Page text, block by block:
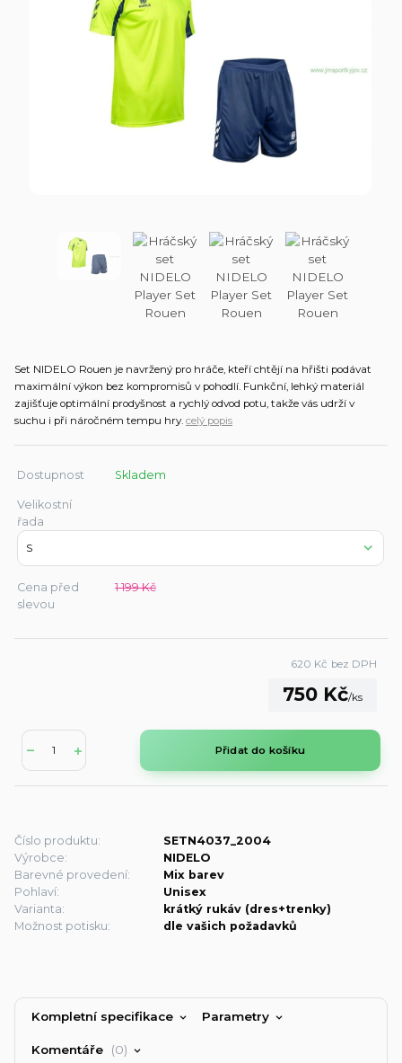
Set NIDELO Rouen je navržený pro hráče, kteří chtějí na hřišti podávat
maximální výkon bez kompromisů v pohodlí. Funkční, lehký materiál
zajišťuje optimální prodyšnost a rychlý odvod potu, takže vás udrží v
suchu i při náročném tempu hry. celý popis
Dostupnost Skladem
Velikostní
řada
Cena před
slevou
1 199 Kč
750 Kč/ks
620 Kč bez DPH
Přidat do košíku
Číslo produktu:
SETN4037_2004
Výrobce:
NIDELO
Barevné provedení:
Mix barev
Pohlaví:
Unisex
Varianta:
krátký rukáv (dres+trenky)
Možnost potisku:
dle vašich požadavků
Kompletní specifikace Parametry
Komentáře 0